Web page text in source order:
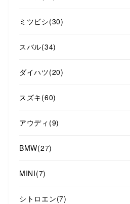
ミツビシ(30)
スバル(34)
ダイハツ(20)
スズキ(60)
アウディ (9)
BMW(27)
MINI(7)
シトロエン(7)